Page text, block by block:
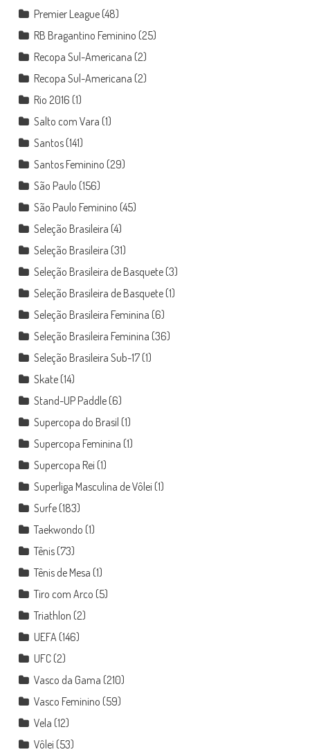
Premier League(48)
RB Bragantino Feminino (25)
Recopa Sul-Americana (2)
Recopa Sul-Americana (2)
Rio 2016 (1)
Salto com Vara (1)
Santos(141)
Santos Feminino (29)
São Paulo (156)
São Paulo Feminino (45)
Seleção Brasileira (4)
Seleção Brasileira (31)
Seleção Brasileira de Basquete(3)
Seleção Brasileira de Basquete(1)
Seleção Brasileira Feminina (6)
Seleção Brasileira Feminina (36)
Seleção Brasileira Sub-17(1)
Skate(14)
Stand-UP Paddle(6)
Supercopa do Brasil (1)
Supercopa Feminina (1)
Supercopa Rei (1)
Superliga Masculina de Vôlei (1)
Surfe(183)
Taekwondo (1)
Tênis(73)
Tênis de Mesa (1)
Tiro com Arco (5)
Triathlon (2)
UEFA (146)
UFC(2)
Vasco da Gama (210)
Vasco Feminino (59)
Vela (12)
Vôlei (53)